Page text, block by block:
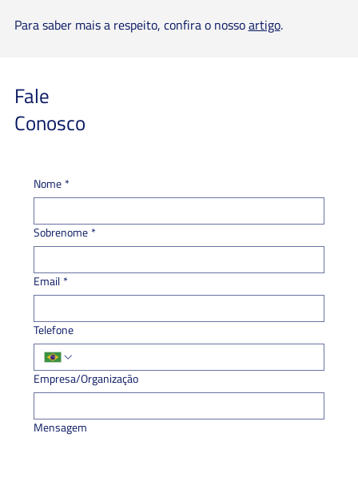
Para saber mais a respeito, confira o nossoartigo.
Fale
Conosco
Nome *
Sobrenome *
Email *
Telefone
Empresa/Organização
Mensagem